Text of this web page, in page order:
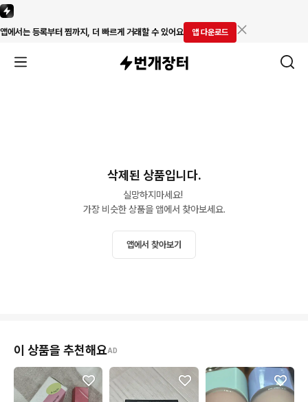
앱에서는 등록부터 찜까지, 더 빠르게 거래할 수 있어요 앱 다운로드
삭제된 상품입니다.
실망하지마세요!
가장 비슷한 상품을 앱에서 찾아보세요.
앱에서 찾아보기
이 상품을 추천해요AD